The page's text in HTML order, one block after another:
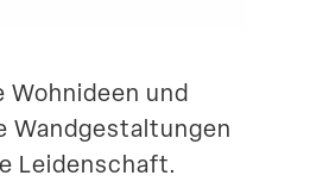
Wohnideen und
Wandge­stal­tungen
Leiden­schaft.